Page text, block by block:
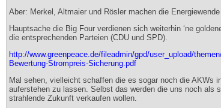
Aber: Merkel, Altmaier und Rösler machen die
Hauptsache die Big Four verdienen sich weiterhin ‘ne
die entsprechenden Parteien (CDU und SPD).
http://www.greenpeace.de/fileadmin/gpd/user_upload/
Bewertung-Strompreis-Sicherung.pdf
Mal sehen, vielleicht schaffen die es sogar noch die AKWs
auferstehen zu lassen. Selbst das werden die uns noch als
strahlende Zukunft verkaufen wollen.